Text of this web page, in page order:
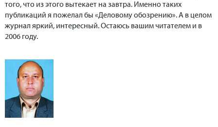
того, что из этого вытекает на завтра. Именно таких
публикаций я пожелал бы «Деловому обозрению». А в целом
журнал яркий, интересный. Остаюсь вашим читателем и в
2006 году.